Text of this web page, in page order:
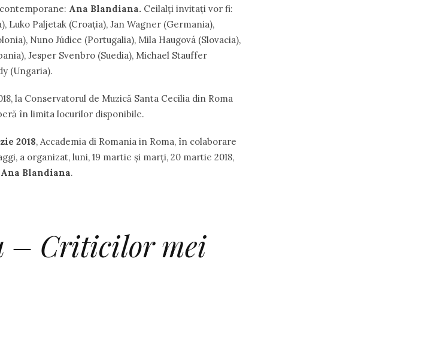
Ana Blandiana. Ceilalți invitați vor fi:
Luko Paljetak (Croația), Jan Wagner (Germania),
Nuno Júdice (Portugalia), Mila Haugová (Slovacia),
Jesper Svenbro (Suedia), Michael Stauffer
(Ungaria).
la Conservatorul de Muzică Santa Cecilia din Roma
în limita locurilor disponibile.
2018, Accademia di Romania in Roma, în colaborare
a organizat, luni, 19 martie și marți, 20 martie 2018,
Ana Blandiana.
– Criticilor mei